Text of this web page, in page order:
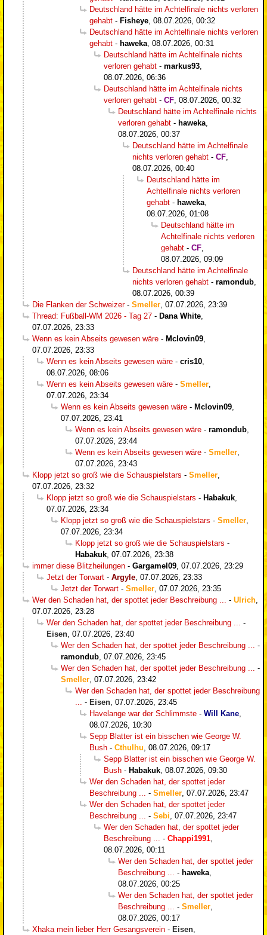
Deutschland hätte im Achtelfinale nichts verloren
gehabt - Fisheye 08.07.2026, 00:32
Deutschland hätte im Achtelfinale nichts verloren
gehabt - haweka 08.07.2026, 00:31
Deutschland hätte im Achtelfinale nichts
verloren gehabt - markus93
08.07.2026, 06:36
Deutschland hätte im Achtelfinale nichts
verloren gehabt - CF 08.07.2026, 00:32
Deutschland hätte im Achtelfinale nichts
verloren gehabt - haweka
08.07.2026, 00:37
Deutschland hätte im Achtelfinale
nichts verloren gehabt - CF
08.07.2026, 00:40
Deutschland hätte im
Achtelfinale nichts verloren
gehabt - haweka
08.07.2026, 01:08
Deutschland hätte im
Achtelfinale nichts verloren
gehabt - CF
08.07.2026, 09:09
Deutschland hätte im Achtelfinale
nichts verloren gehabt - ramondub
08.07.2026, 00:39
Die Flanken der Schweizer- Smeller 07.07.2026, 23:39
Thread: Fußball-WM 2026 - Tag 27 - Dana White
07.07.2026, 23:33
Wenn es kein Abseits gewesen wäre - Mclovin09
07.07.2026, 23:33
Wenn es kein Abseits gewesen wäre - cris10
08.07.2026, 08:06
Wenn es kein Abseits gewesen wäre - Smeller
07.07.2026, 23:34
Wenn es kein Abseits gewesen wäre - Mclovin09
07.07.2026, 23:41
Wenn es kein Abseits gewesen wäre - ramondub
07.07.2026, 23:44
Wenn es kein Abseits gewesen wäre - Smeller
07.07.2026, 23:43
Klopp jetzt so groß wie die Schauspielstars - Smeller
07.07.2026, 23:32
Klopp jetzt so groß wie die Schauspielstars - Habakuk
07.07.2026, 23:34
Klopp jetzt so groß wie die Schauspielstars - Smeller
07.07.2026, 23:34
Klopp jetzt so groß wie die Schauspielstars -
Habakuk 07.07.2026, 23:38
immer diese Blitzheilungen - Gargamel09 07.07.2026, 23:29
Jetzt der Torwart - Argyle 07.07.2026, 23:33
Jetzt der Torwart - Smeller 07.07.2026, 23:35
Wer den Schaden hat, der spottet jeder Beschreibung ...
- Ulrich
07.07.2026, 23:28
Wer den Schaden hat, der spottet jeder Beschreibung ...
-
Eisen 07.07.2026, 23:40
Wer den Schaden hat, der spottet jeder Beschreibung ...
-
ramondub 07.07.2026, 23:45
Wer den Schaden hat, der spottet jeder Beschreibung ...
-
Smeller 07.07.2026, 23:42
Wer den Schaden hat, der spottet jeder Beschreibung
- Eisen 07.07.2026, 23:45
Havelange war der Schlimmste - Will Kane
08.07.2026, 10:30
Sepp Blatter ist ein bisschen wie George W.
Bush - Cthulhu 08.07.2026, 09:17
Sepp Blatter ist ein bisschen wie George W.
Bush - Habakuk 08.07.2026, 09:30
Wer den Schaden hat, der spottet jeder
Beschreibung ...
- Smeller 07.07.2026, 23:47
Wer den Schaden hat, der spottet jeder
Beschreibung ...
- Sebi 07.07.2026, 23:47
Wer den Schaden hat, der spottet jeder
Beschreibung ...
- Chappi1991
08.07.2026, 00:11
Wer den Schaden hat, der spottet jeder
Beschreibung ...
- haweka
08.07.2026, 00:25
Wer den Schaden hat, der spottet jeder
Beschreibung ...
- Smeller
08.07.2026, 00:17
Xhaka mein lieber Herr Gesangsverein - Eisen